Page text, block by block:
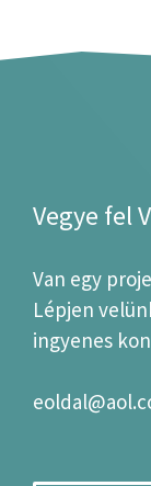
Vegye fel
Van egy
Lépjen
ingyenes